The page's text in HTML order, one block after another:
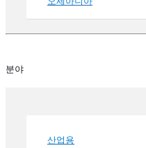
분야
산업용